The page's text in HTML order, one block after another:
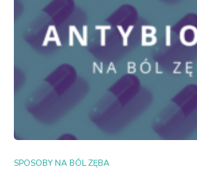
SPOSOBY NA BÓL ZĘBA